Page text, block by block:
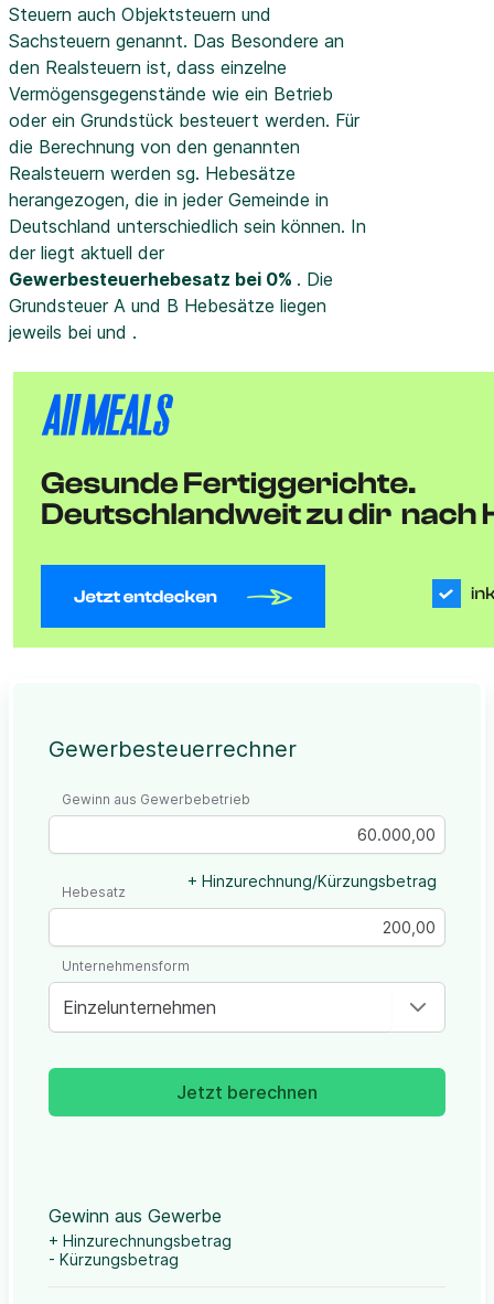
Steuern auch Objektsteuern und
Sachsteuern genannt. Das Besondere an
den Realsteuern ist, dass einzelne
Vermögensgegenstände wie ein Betrieb
oder ein Grundstück besteuert werden. Für
die Berechnung von den genannten
Realsteuern werden sg. Hebesätze
herangezogen, die in jeder Gemeinde in
Deutschland unterschiedlich sein können. In
der liegt aktuell der
Gewerbesteuerhebesatz bei 0% . Die
Grundsteuer A und B Hebesätze liegen
jeweils bei und .
Gewerbesteuerrechner
Gewinn aus Gewerbebetrieb
+ Hinzurechnung/Kürzungsbetrag
Hebesatz
Einzelunternehmen
Unternehmensform
Jetzt berechnen
Gewinn aus Gewerbe
+ Hinzurechnungsbetrag
- Kürzungsbetrag